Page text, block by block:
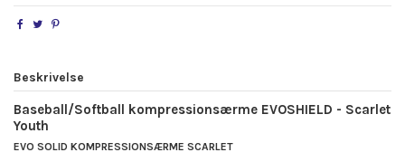
Beskrivelse
Baseball/Softball kompressionsærme EVOSHIELD - Scarlet
Youth
EVO SOLID KOMPRESSIONSÆRME SCARLET